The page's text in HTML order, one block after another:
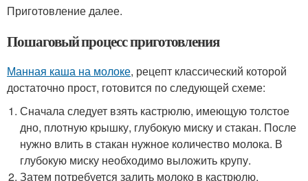
Приготовление далее.
Пошаговый процесс приготовления
Манная каша на молоке, рецепт классический которой
достаточно прост, готовится по следующей схеме:
Сначала следует взять кастрюлю, имеющую толстое
дно, плотную крышку, глубокую миску и стакан. После
нужно влить в стакан нужное количество молока. В
глубокую миску необходимо выложить крупу.
Затем потребуется залить молоко в кастрюлю,